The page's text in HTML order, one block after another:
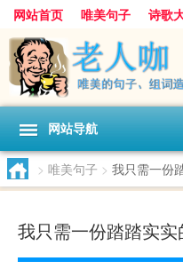
网站首页 唯美句子 诗歌
人生感悟
其他美文 美文欣
感人故事
句子分类
网站导航
> 唯美句子 > 我只需一份
我只需一份踏踏实